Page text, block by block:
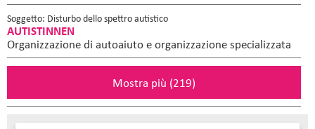
Soggetto: Disturbo dello spettro autistico
AUTISTINNEN
Organizzazione di autoaiuto e organizzazione specializzata
Mostra più (219)